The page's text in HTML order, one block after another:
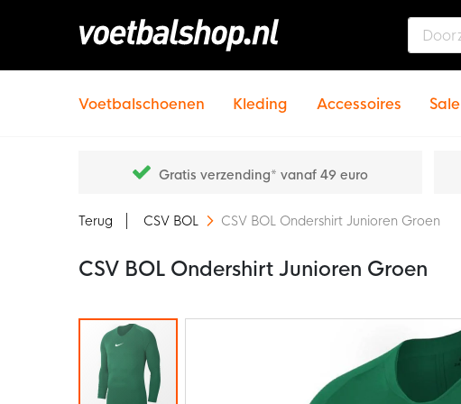
Voetbalschoenen Kleding Accessoires Sale
Gratis verzending* vanaf 49 euro
Terug CSV BOL CSV BOL Ondershirt Junioren Groen
CSV BOL Ondershirt Junioren Groen
Ga
einde